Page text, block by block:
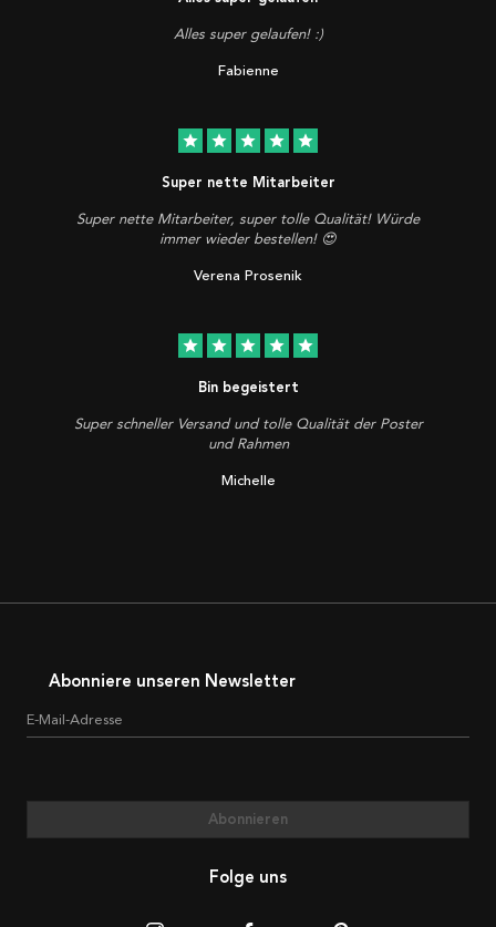
Alles super gelaufen! :)
Fabienne
star star star star star
Super nette Mitarbeiter
Super nette Mitarbeiter, super tolle Qualität! Würde
immer wieder bestellen! 😍
Verena Prosenik
star star star star star
Bin begeistert
Super schneller Versand und tolle Qualität der Poster
und Rahmen
Michelle
Abonniere unseren Newsletter
E-Mail-Adresse
Abonnieren
Folge uns